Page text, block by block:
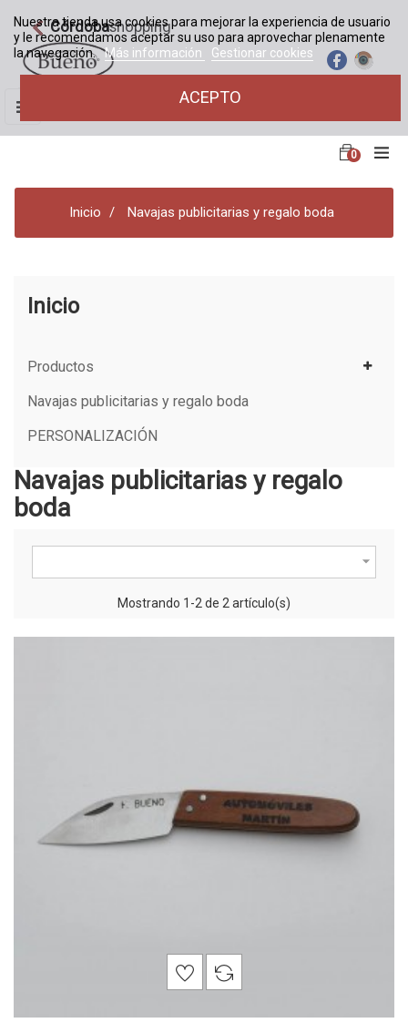
Córdobashopping
Nuestra tienda usa cookies para mejorar la experiencia de usuario
y le recomendamos aceptar su uso para aprovechar plenamente
la navegación. Más información Gestionar cookies
ACEPTO
Navegación
de
palanca
☰
0
Inicio Navajas publicitarias y regalo boda
Inicio
Productos
Navajas publicitarias y regalo boda
PERSONALIZACIÓN
Navajas publicitarias y regalo
boda

Mostrando 1-2 de 2 artículo(s)